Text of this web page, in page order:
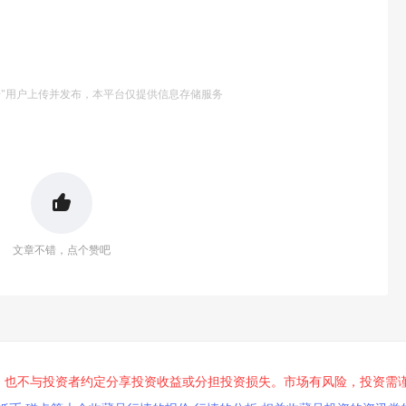
户上传并发布，本平台仅提供信息存储服务
文章不错，点个赞吧
不与投资者约定分享投资收益或分担投资损失。市场有风险，投资需